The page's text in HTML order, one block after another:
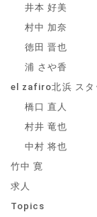
井本 好美
村中 加奈
徳田 晋也
浦 さや香
el zafiro北浜 スタ
橋口 直人
村井 竜也
中村 将也
竹中 寛
求人
Topics